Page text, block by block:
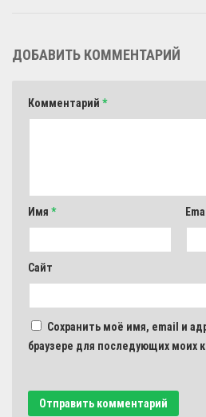
ДОБАВИТЬ КОММЕНТАРИЙ
Комментарий *
Имя *
Сайт
Сохранить моё имя, email и
браузере для последующих моих